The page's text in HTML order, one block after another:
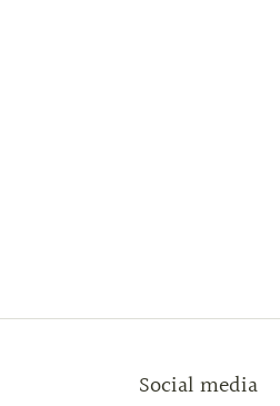
Social media